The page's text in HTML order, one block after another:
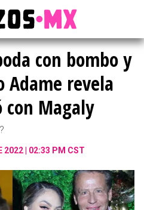
con bombo y
revela
Magaly
2022 | 02:33 PM CST